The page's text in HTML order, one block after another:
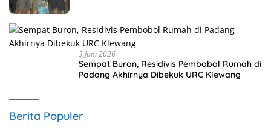
3 Juni 2026
Sempat Buron, Residivis Pembobol Rumah di
Padang Akhirnya Dibekuk URC Klewang
Berita Populer